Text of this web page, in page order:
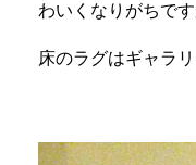
わいくなりがちで
床のラグはギャラ